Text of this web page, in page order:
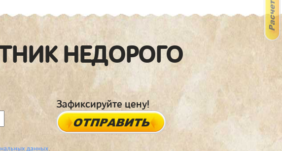
НЕДОРОГО
Зафиксируйте цену!